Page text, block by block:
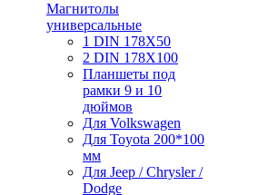
Магнитолы
универсальные
1 DIN 178X50
2 DIN 178X100
Планшеты под
рамки 9 и 10
дюймов
Для Volkswagen
Для Toyota 200*100
мм
Для Jeep / Chrysler /
Dodge